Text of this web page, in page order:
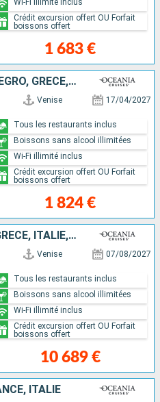
1 683 €
Wi-Fi illimité inclus
Crédit excursion offert OU Forfait
boissons offert
ITALIE, CROATIE, MONTÉNÉGRO, GRÈCE, FRANCE, ESPAGNE
Venise 17/04/2027
1 824 €
Tous les restaurants inclus
Boissons sans alcool illimitées
Wi-Fi illimité inclus
Crédit excursion offert OU Forfait
boissons offert
CROATIE, MONTÉNÉGRO, GRÈCE, ITALIE, MAROC, GIBRALTAR, PORTUGAL, ESPAGNE, FRANCE, ROYAUME-UNI, IRLANDE, ISLANDE, ANTIGUA-ET-BARBUDA, CANADA, ÉTATS-UNIS
Venise 07/08/2027
10 689 €
Tous les restaurants inclus
Boissons sans alcool illimitées
Wi-Fi illimité inclus
Crédit excursion offert OU Forfait
boissons offert
ITALIE